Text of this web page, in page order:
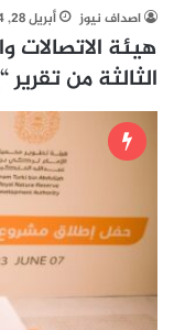
اصداف نيوز أبريل 28, 2024
هيئة الاتصالات
الثالثة من